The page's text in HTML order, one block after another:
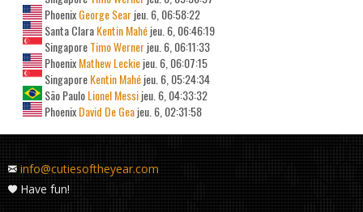
PhoenixGeorge Searjeu. 6, 06:58:22
Santa ClaraKentin Mahéjeu. 6, 06:46:19
SingaporeTimo Wernerjeu. 6, 06:11:33
PhoenixMathew Leckiejeu. 6, 06:07:15
SingaporeKentin Mahéjeu. 6, 05:24:34
São PauloLionel Messijeu. 6, 04:33:32
PhoenixDavid De Geajeu. 6, 02:31:58
info@cutiesoftheyear.com
Have fun!